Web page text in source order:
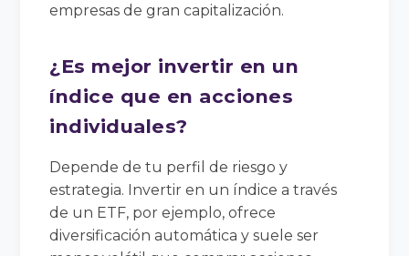
empresas de gran capitalización.
¿Es mejor invertir en un
índice que en acciones
individuales?
Depende de tu perfil de riesgo y
estrategia. Invertir en un índice a través
de un ETF, por ejemplo, ofrece
diversificación automática y suele ser